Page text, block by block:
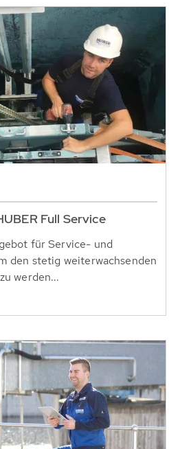
Full Service
für Service- und
den stetig weiterwachsenden
werden...